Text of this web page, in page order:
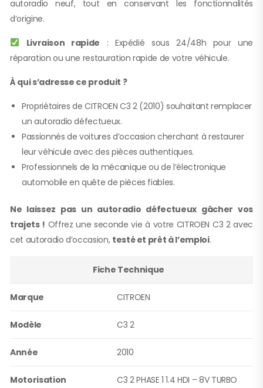
autoradio neuf, tout en conservant les fonctionnalités
d’origine.
Livraison rapide : Expédié sous 24/48h pour une
réparation ou une restauration rapide de votre véhicule.
À qui s’adresse ce produit ?
Propriétaires de CITROEN C3 2 (2010) souhaitant remplacer
un autoradio défectueux.
Passionnés de voitures d’occasion cherchant à restaurer
leur véhicule avec des pièces authentiques.
Professionnels de la mécanique ou de l’électronique
automobile en quête de pièces fiables.
Ne laissez pas un autoradio défectueux gâcher vos
trajets ! Offrez une seconde vie à votre CITROEN C3 2 avec
cet autoradio d’occasion, testé et prêt à l’emploi.
Fiche Technique
Marque CITROEN
Modèle C3 2
Année 2010
Motorisation
C3 2 PHASE 1 1.4 HDI – 8V TURBO